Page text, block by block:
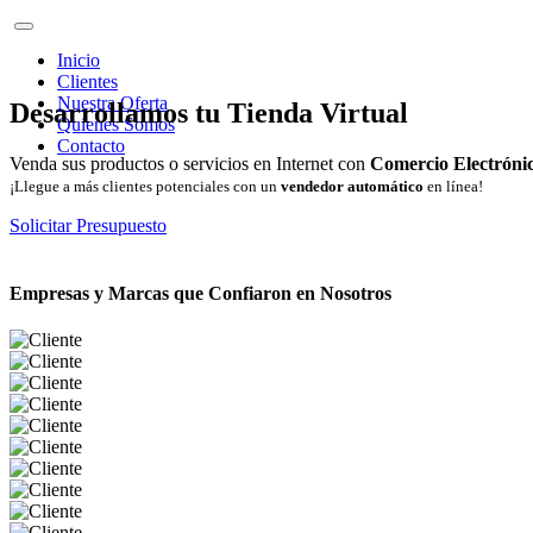
Inicio
Clientes
Nuestra Oferta
Quienes Somos
Contacto
Desarrollamos tu Tienda Virtual
Venda sus productos o servicios en Internet con Comercio
¡Llegue a más clientes potenciales con un vendedor automático en línea!
Solicitar Presupuesto
Empresas y Marcas que Confiaron en Nosotros